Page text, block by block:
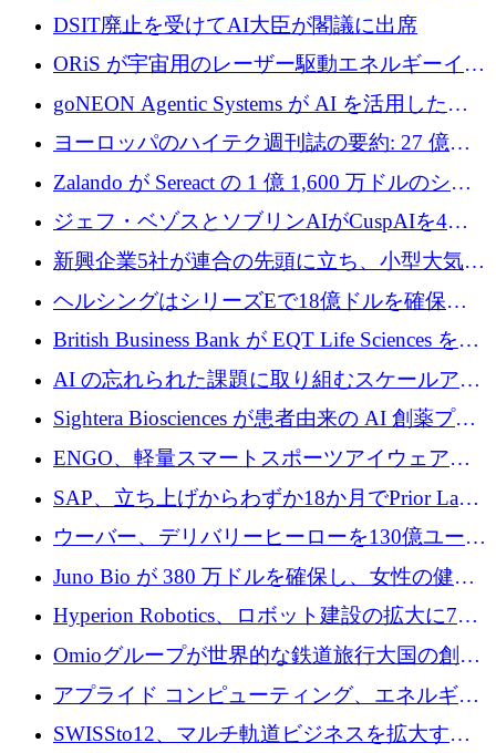
製ブレード工場の建設にEU補助金4,800万ユ
ーロを確保
DSIT廃止を受けてAI大臣が閣議に出席
ORiS が宇宙用のレーザー駆動エネルギーイン
フラの構築に 500 万ユーロを調達
goNEON Agentic Systems が AI を活用したイ
ンフラ計画を加速するために 16 万ユーロを確
ヨーロッパのハイテク週刊誌の要約: 27 億ユ
ーロを超える 60 以上のハイテク資金調達取引
Zalando が Sereact の 1 億 1,600 万ドルのシリ
ーズ B に参加し、AI を活用した倉庫自動化を
ジェフ・ベゾスとソブリンAIがCuspAIを4億
5,000万ドルの資金調達で支援
新興企業5社が連合の先頭に立ち、小型大気質
センサーをEUのクリーンエア政策の中心に据
ヘルシングはシリーズEで18億ドルを確保、
ウーバーはデリバリー・ヒーローを130億ユー
ロの契約で買収、レボルトは2027年に米国の
銀行を立ち上げる
British Business Bank が EQT Life Sciences を
2,500 万ユーロのコミットメントで支援
AI の忘れられた課題に取り組むスケールアッ
プを実現: カメラロール
Sightera Biosciences が患者由来の AI 創薬プラ
ットフォームを拡大するために 300 万ユーロ
のプレシードをクローズ
ENGO、軽量スマートスポーツアイウェアの
進歩のために510万ユーロを調達
SAP、立ち上げからわずか18か月でPrior Labs
を10億ユーロ以上の契約で買収
ウーバー、デリバリーヒーローを130億ユーロ
の契約で買収、99か国にまたがるプラットフ
ォームを構築
Juno Bio が 380 万ドルを確保し、女性の健康
専用の初のシーケンスラボを開設
Hyperion Robotics、ロボット建設の拡大に740
万ドルを確保
Omioグループが世界的な鉄道旅行大国の創設
を目指してRail Europeを買収
アプライド コンピューティング、エネルギー
向け基盤 AI の拡張に 2,000 万ドルを調達
SWISSto12、マルチ軌道ビジネスを拡大する